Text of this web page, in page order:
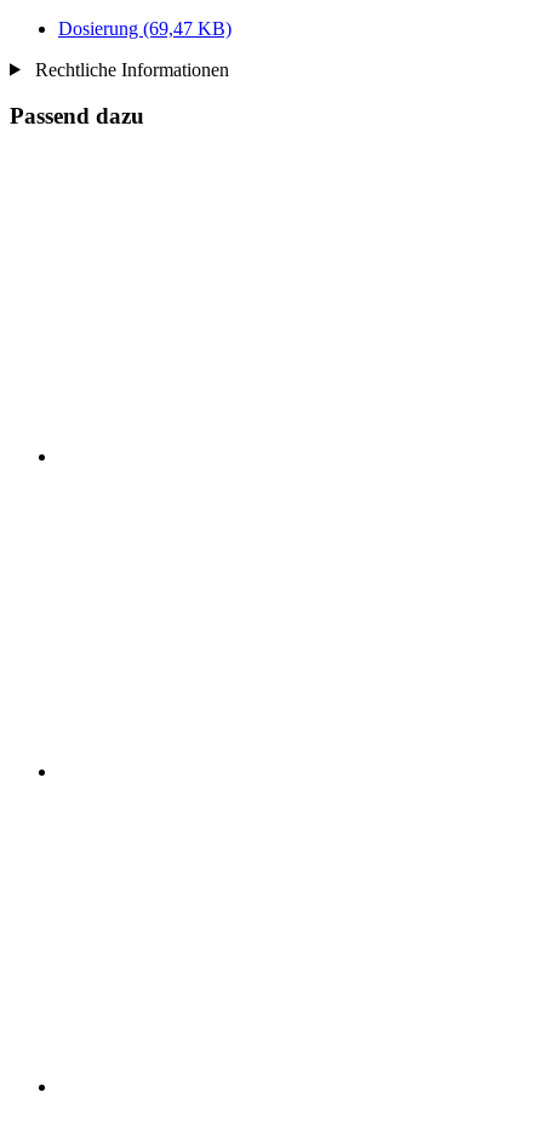
Dosierung (69,47 KB)
Rechtliche Informationen
Passend dazu